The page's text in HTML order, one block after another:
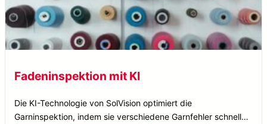
Fadeninspektion mit KI
Die KI-Technologie von SolVision optimiert die
Garninspektion, indem sie verschiedene Garnfehler schnell